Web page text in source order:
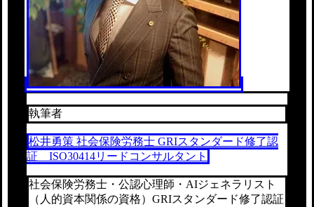
執筆者
松井勇策 社会保険労務士 GRIスタンダード修了認
証 ISO30414リードコンサルタント
社会保険労務士・公認心理師・AIジェネラリスト
（人的資本関係の資格）GRIスタンダード修了認証